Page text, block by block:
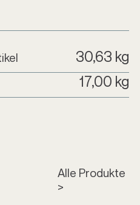
30,63 kg
17,00 kg
Alle Produkte
>